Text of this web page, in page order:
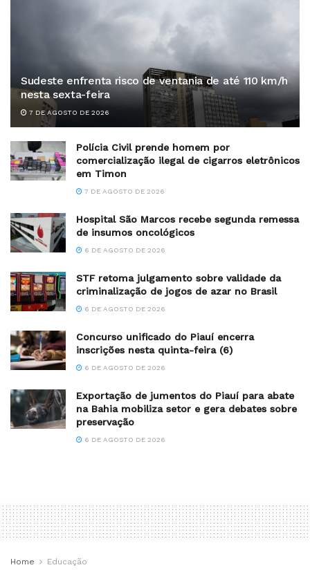
Sudeste enfrenta risco de ventania de até 110 km/h
nesta sexta-feira
7 DE AGOSTO DE 2026
Polícia Civil prende homem por
comercialização ilegal de cigarros eletrônicos
em Timon
7 DE AGOSTO DE 2026
Hospital São Marcos recebe segunda remessa
de insumos oncológicos
6 DE AGOSTO DE 2026
STF retoma julgamento sobre validade da
criminalização de jogos de azar no Brasil
6 DE AGOSTO DE 2026
Concurso unificado do Piauí encerra
inscrições nesta quinta-feira (6)
6 DE AGOSTO DE 2026
Exportação de jumentos do Piauí para abate
na Bahia mobiliza setor e gera debates sobre
preservação
6 DE AGOSTO DE 2026
Home Educação